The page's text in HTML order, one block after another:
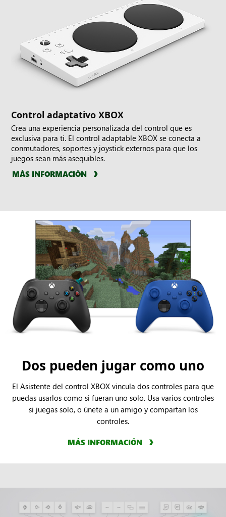
Control adaptativo XBOX
Crea una experiencia personalizada del control que es
exclusiva para ti. El control adaptable XBOX se conecta a
conmutadores, soportes y joystick externos para que los
juegos sean más asequibles.
MÁS INFORMACIÓN
Dos pueden jugar como uno
El Asistente del control XBOX vincula dos controles para que
puedas usarlos como si fueran uno solo. Usa varios controles
si juegas solo, o únete a un amigo y compartan los
controles.
MÁS INFORMACIÓN